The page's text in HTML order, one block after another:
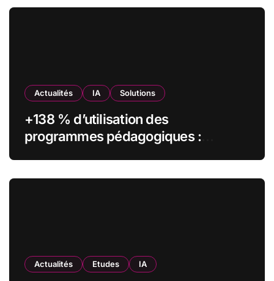
Actualités IA Solutions
+138 % d’utilisation des
programmes pédagogiques :
Actualités Etudes IA